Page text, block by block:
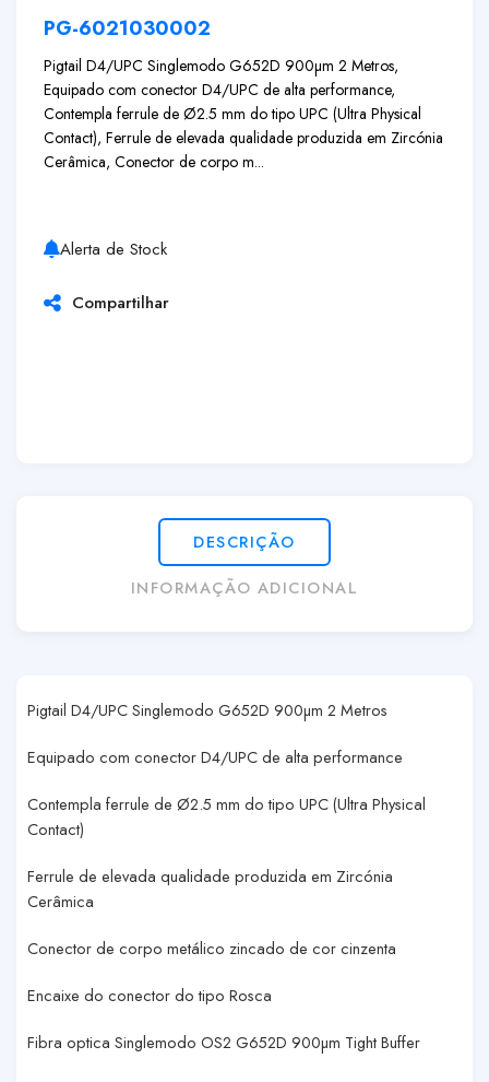
PG-6021030002
Pigtail D4/UPC Singlemodo G652D 900µm 2 Metros,
Equipado com conector D4/UPC de alta performance,
Contempla ferrule de Ø2.5 mm do tipo UPC (Ultra Physical
Contact), Ferrule de elevada qualidade produzida em Zircónia
Cerâmica, Conector de corpo m...
Alerta de Stock
Compartilhar
DESCRIÇÃO
INFORMAÇÃO ADICIONAL
Pigtail D4/UPC Singlemodo G652D 900µm 2 Metros
Equipado com conector D4/UPC de alta performance
Contempla ferrule de Ø2.5 mm do tipo UPC (Ultra Physical
Contact)
Ferrule de elevada qualidade produzida em Zircónia
Cerâmica
Conector de corpo metálico zincado de cor cinzenta
Encaixe do conector do tipo Rosca
Fibra optica Singlemodo OS2 G652D 900µm Tight Buffer